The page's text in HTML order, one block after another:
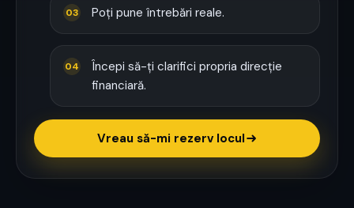
03 Poți pune întrebări reale.
04
Începi să-ți clarifici propria direcție
financiară.
Vreau să-mi rezerv locul